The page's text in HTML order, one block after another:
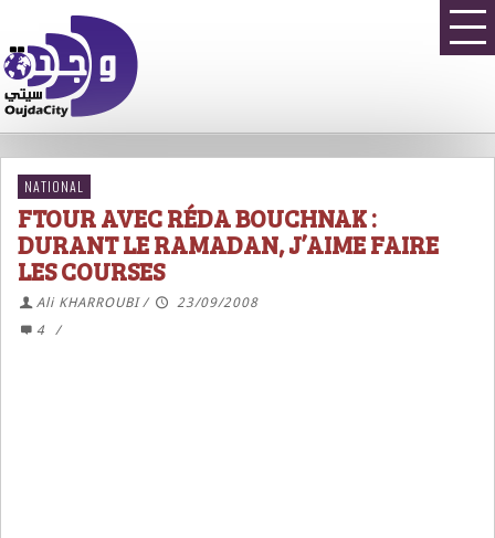
NATIONAL
FTOUR AVEC RÉDA BOUCHNAK :
DURANT LE RAMADAN, J’AIME FAIRE
LES COURSES
Ali KHARROUBI /
23/09/2008
4
/